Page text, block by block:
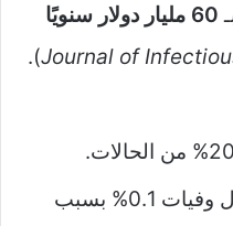
60 مليار دولار سنويًا
Journal of
).
كبار السن فوق 65: معدل وفيات 0.1% بسبب